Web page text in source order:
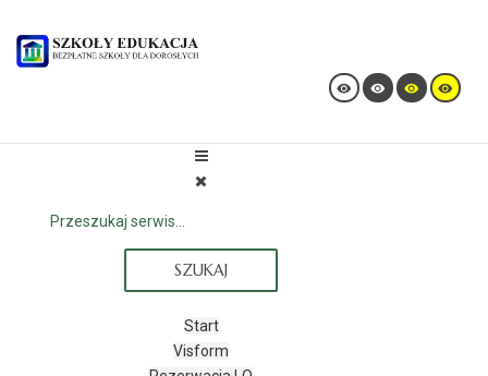
SZUKAJ
Start
Visform